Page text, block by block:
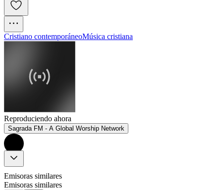
Cristiano contemporáneoMúsica cristiana
Reproduciendo ahora
Sagrada FM - A Global Worship Network
Emisoras similares
Emisoras similares